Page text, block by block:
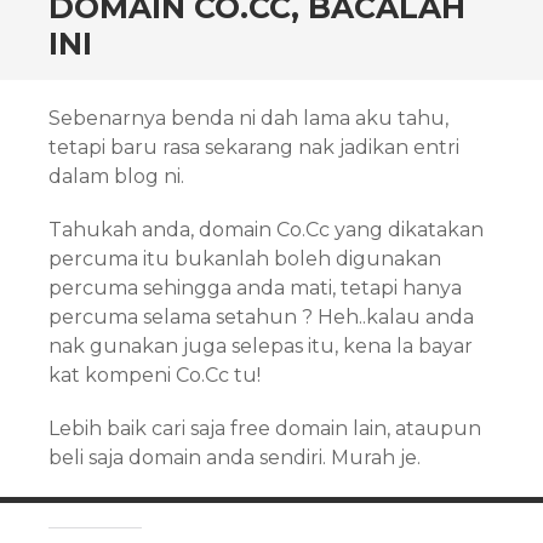
DOMAIN CO.CC, BACALAH
INI
Sebenarnya benda ni dah lama aku tahu,
tetapi baru rasa sekarang nak jadikan entri
dalam blog ni.
Tahukah anda, domain Co.Cc yang dikatakan
percuma itu bukanlah boleh digunakan
percuma sehingga anda mati, tetapi hanya
percuma selama setahun ? Heh..kalau anda
nak gunakan juga selepas itu, kena la bayar
kat kompeni Co.Cc tu!
Lebih baik cari saja free domain lain, ataupun
beli saja domain anda sendiri. Murah je.